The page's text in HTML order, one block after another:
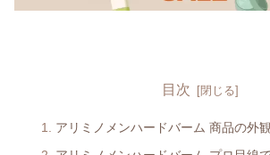
目次
アリミノメンハードバーム 商品の外